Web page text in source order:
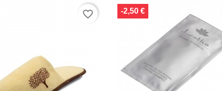
favorite_border -2,50 €